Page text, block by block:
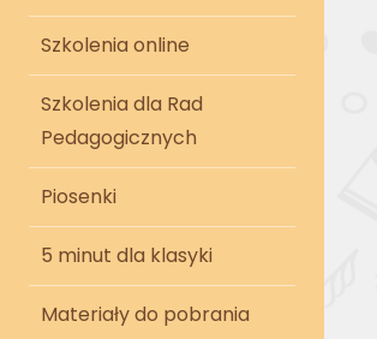
Szkolenia online
Szkolenia dla Rad
Pedagogicznych
Piosenki
5 minut dla klasyki
Materiały do pobrania